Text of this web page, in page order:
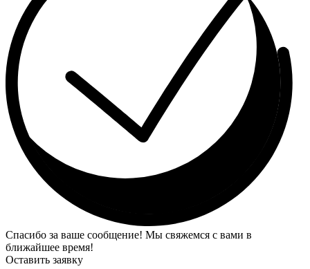
Спасибо за ваше сообщение! Мы свяжемся с вами в
ближайшее время!
Оставить заявку